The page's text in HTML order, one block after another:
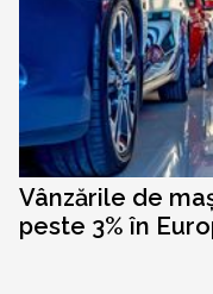
Vânzările de
peste 3% în